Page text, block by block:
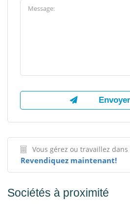
Vous gérez ou travaillez
Revendiquez maintenant!
Sociétés à proximité